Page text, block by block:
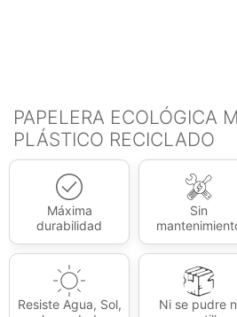
PAPELERA ECOLÓGICA
PLÁSTICO RECICLADO
Máxima
durabilidad
Sin
Resiste Agua, Sol,
Ni se pudre